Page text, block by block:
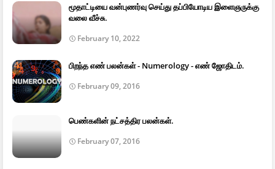
மூதாட்டியை வன்புணர்வு செய்து தப்பியோடிய இளைஞருக்கு
வலை வீச்சு.
February 10, 2022
பிறந்த எண் பலன்கள் - Numerology - எண் ஜோதிடம்.
February 09, 2016
பெண்களின் நட்சத்திர பலன்கள்.
February 07, 2016